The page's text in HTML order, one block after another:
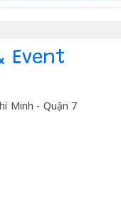
Event
Minh - Quận 7